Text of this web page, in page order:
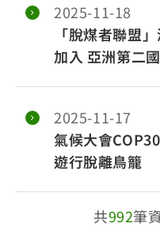
2025-11-18
「脫煤者聯盟
加入 亞洲第二
2025-11-17
氣候大會
遊行脫離鳥籠
共992筆